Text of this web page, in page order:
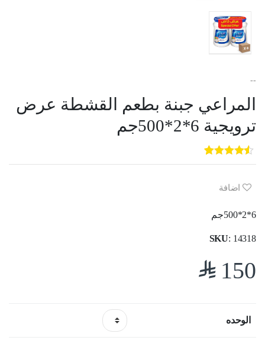
--
المراعي جبنة بطعم القشطة عرض
ترويجية 6*2*500جم
5
out of
5
3
customer
ratings
اضافة
6*2*500جم
SKU: 14318
150
$
الوحده